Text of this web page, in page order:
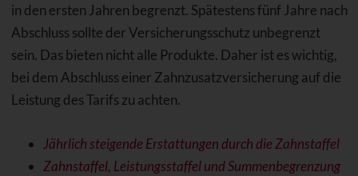
in den ersten Jahren begrenzt. Spätestens fünf Jahre nach
Abschluss sollte der Versicherungsschutz unbegrenzt
sein. Das bieten nicht alle Produkte. Daher ist es wichtig,
bei dem Abschluss einer Zahnzusatzversicherung auf die
Leistung des Tarifs zu achten.
Jährlich steigende Erstattungen durch die Zahnstaffel
Zahnstaffel, Leistungsstaffel und Summenbegrenzung